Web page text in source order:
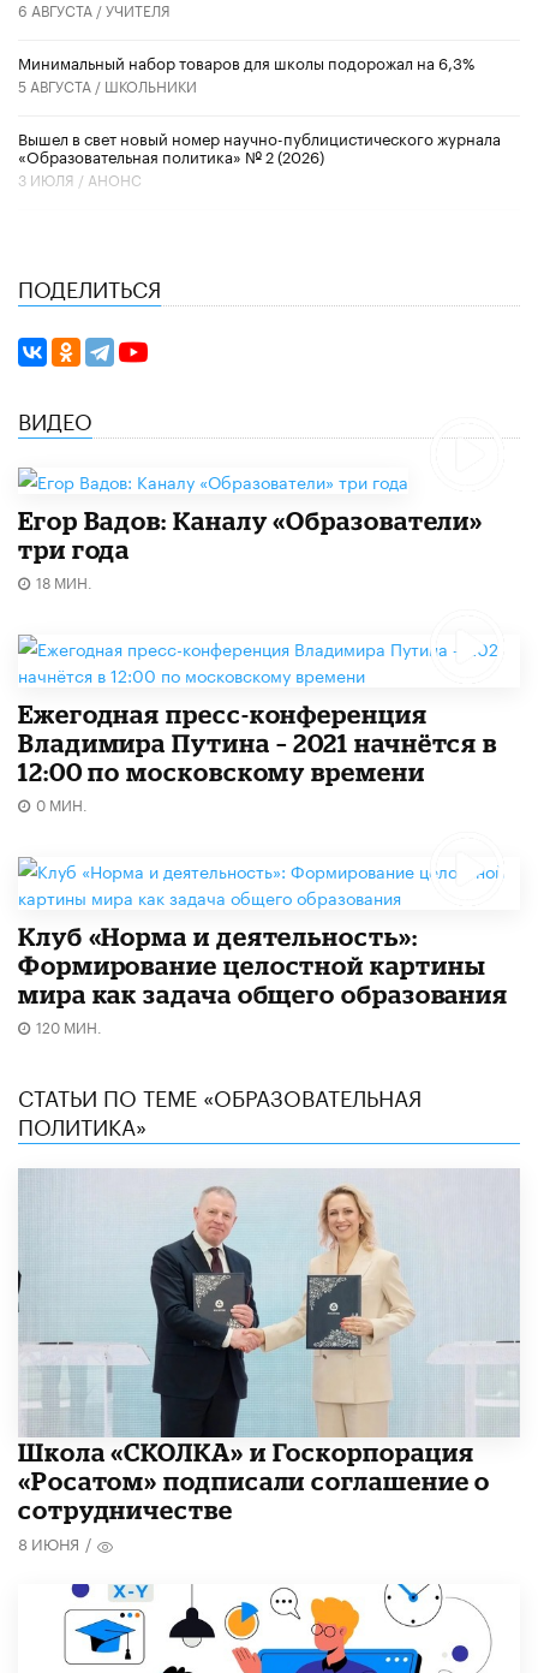
6 АВГУСТА /УЧИТЕЛЯ
Минимальный набор товаров для школы подорожал на 6,3%
5 АВГУСТА / ШКОЛЬНИКИ
Вышел в свет новый номер научно-публицистического журнала
«Образовательная политика» № 2 (2026)
3 ИЮЛЯ / АНОНС
ПОДЕЛИТЬСЯ
ВИДЕО
Егор Вадов: Каналу «Образователи»
три года
18 МИН.
Ежегодная пресс-конференция
Владимира Путина – 2021 начнётся в
12:00 по московскому времени
0 МИН.
Клуб «Норма и деятельность»:
Формирование целостной картины
мира как задача общего образования
120 МИН.
СТАТЬИ ПО ТЕМЕ «ОБРАЗОВАТЕЛЬНАЯ
ПОЛИТИКА»
Школа «СКОЛКА» и Госкорпорация
«Росатом» подписали соглашение о
сотрудничестве
8 ИЮНЯ /